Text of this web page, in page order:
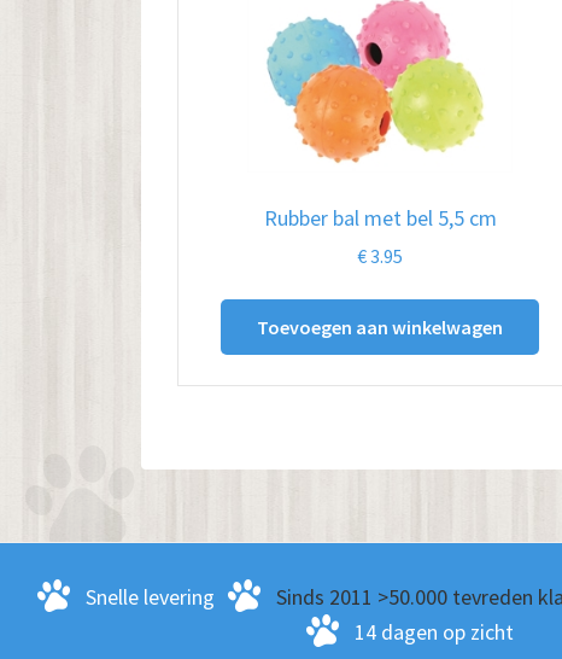
Rubber bal met bel 5,5 cm
€3.95
Toevoegen aan winkelwagen
Snelle levering Sinds 2011 >50.000 tevreden
14 dagen op zicht